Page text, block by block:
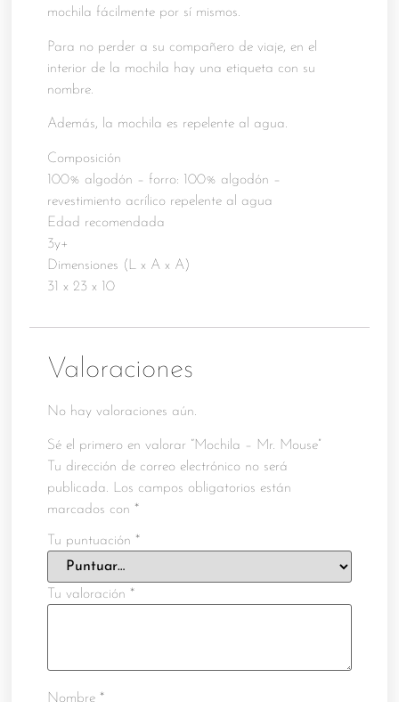
mochila fácilmente por sí mismos.
Para no perder a su compañero de viaje, en el
interior de la mochila hay una etiqueta con su
nombre.
Además, la mochila es repelente al agua.
Composición
100% algodón – forro: 100% algodón –
revestimiento acrílico repelente al agua
Edad recomendada
3y+
Dimensiones (L x A x A)
31 x 23 x 10
Valoraciones
No hay valoraciones aún.
Sé el primero en valorar “Mochila – Mr. Mouse”
Tu dirección de correo electrónico no será
publicada. Los campos obligatorios están
marcados con *
Tu puntuación *
Tu valoración *
Nombre *